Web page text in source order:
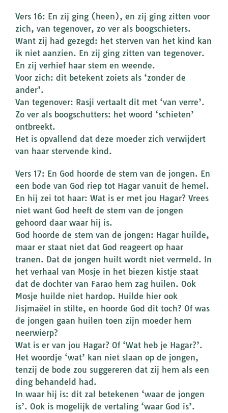
Vers 16: En zij ging (heen), en zij ging zitten voor
zich, van tegenover, zo ver als boogschieters.
Want zij had gezegd: het sterven van het kind kan
ik niet aanzien. En zij ging zitten van tegenover.
En zij verhief haar stem en weende.
Voor zich: dit betekent zoiets als ‘zonder de
ander’.
Van tegenover: Rasji vertaalt dit met ‘van verre’.
Zo ver als boogschutters: het woord ‘schieten’
ontbreekt.
Het is opvallend dat deze moeder zich verwijdert
van haar stervende kind.
Vers 17: En God hoorde de stem van de jongen. En
een bode van God riep tot Hagar vanuit de hemel.
En hij zei tot haar: Wat is er met jou Hagar? Vrees
niet want God heeft de stem van de jongen
gehoord daar waar hij is.
God hoorde de stem van de jongen: Hagar huilde,
maar er staat niet dat God reageert op haar
tranen. Dat de jongen huilt wordt niet vermeld. In
het verhaal van Mosje in het biezen kistje staat
dat de dochter van Farao hem zag huilen. Ook
Mosje huilde niet hardop. Huilde hier ook
Jisjmaëel in stilte, en hoorde God dit toch? Of was
de jongen gaan huilen toen zijn moeder hem
neerwierp?
Wat is er van jou Hagar? Of ‘Wat heb je Hagar?’.
Het woordje ‘wat’ kan niet slaan op de jongen,
tenzij de bode zou suggereren dat zij hem als een
ding behandeld had.
In waar hij is: dit zal betekenen ‘waar de jongen
is’. Ook is mogelijk de vertaling ‘waar God is’.